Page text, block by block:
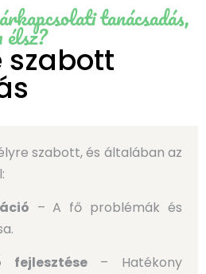
tanácsadás,
szabott
szabott, és általában az
– A fő problémák és
fejlesztése– Hatékony